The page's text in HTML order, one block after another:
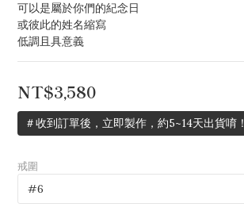
可以是屬於你們的紀念日
或彼此的姓名縮寫
低調且具意義
NT$3,580
＃收到訂單後，立即製作，約5~14天出貨唷！
戒圍